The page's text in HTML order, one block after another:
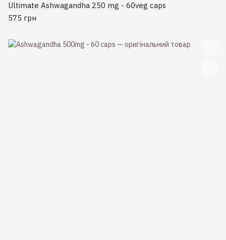
Ultimate Ashwagandha 250 mg - 60veg caps
575 грн